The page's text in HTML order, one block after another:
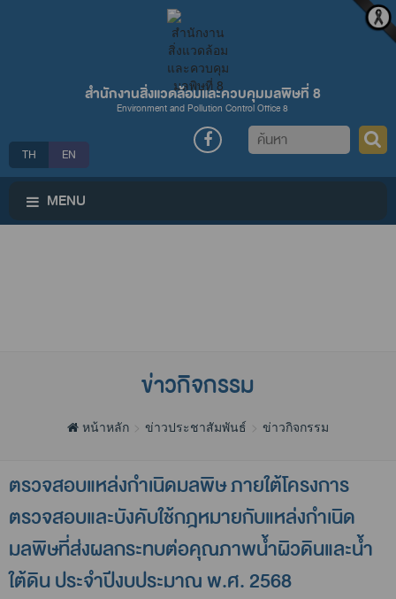
สำนักงานสิ่งแวดล้อมและควบคุมมลพิษที่ 8
Environment and Pollution Control Office 8
TH EN
ค้นหา
MENU
ข่าวกิจกรรม
หน้าหลัก ข่าวประชาสัมพันธ์ ข่าวกิจกรรม
ตรวจสอบแหล่งกำเนิดมลพิษ ภายใต้โครงการ
ตรวจสอบและบังคับใช้กฎหมายกับแหล่งกำเนิด
มลพิษที่ส่งผลกระทบต่อคุณภาพน้ำผิวดินและน้ำ
ใต้ดิน ประจำปีงบประมาณ พ.ศ. 2568